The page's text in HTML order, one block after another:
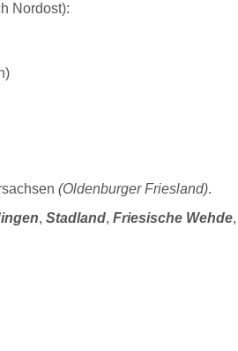
Nordost):
(Oldenburger Friesland).
, Stadland, Friesische Wehde,